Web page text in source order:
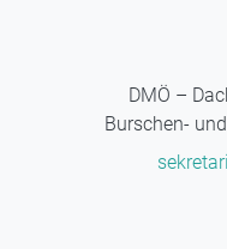
DMÖ –
Burschen-